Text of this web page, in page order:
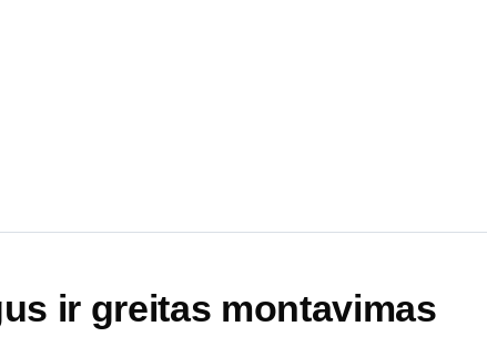
ir greitas montavimas